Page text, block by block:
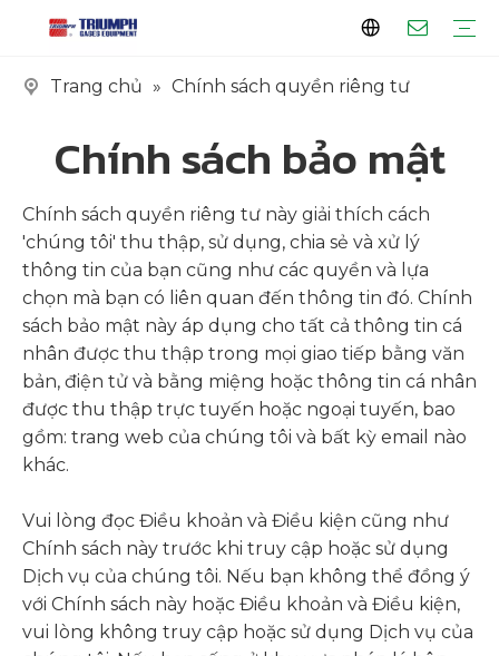
Trang chủ » Chính sách quyền riêng tư
Chính sách bảo mật
Chính sách quyền riêng tư này giải thích cách
'chúng tôi' thu thập, sử dụng, chia sẻ và xử lý
thông tin của bạn cũng như các quyền và lựa
chọn mà bạn có liên quan đến thông tin đó. Chính
sách bảo mật này áp dụng cho tất cả thông tin cá
nhân được thu thập trong mọi giao tiếp bằng văn
bản, điện tử và bằng miệng hoặc thông tin cá nhân
được thu thập trực tuyến hoặc ngoại tuyến, bao
gồm: trang web của chúng tôi và bất kỳ email nào
khác.
Vui lòng đọc Điều khoản và Điều kiện cũng như
Chính sách này trước khi truy cập hoặc sử dụng
Dịch vụ của chúng tôi. Nếu bạn không thể đồng ý
với Chính sách này hoặc Điều khoản và Điều kiện,
vui lòng không truy cập hoặc sử dụng Dịch vụ của